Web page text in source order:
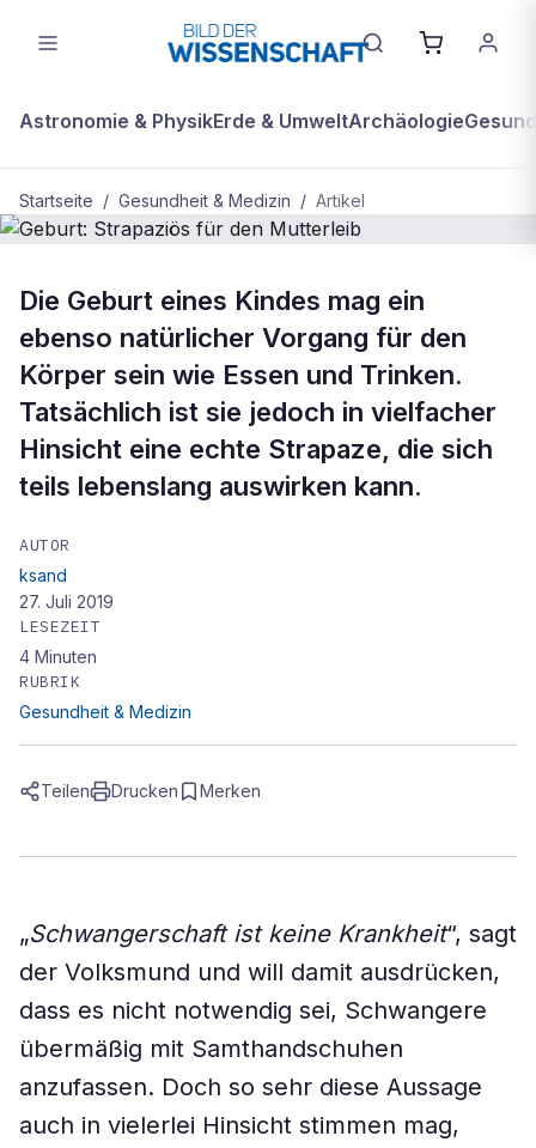
Astronomie & PhysikErde & UmweltArchäologie
Startseite / Gesundheit & Medizin / Artikel
Geburt: Strapaziös für den
Mutterleib
Die Geburt eines Kindes mag ein
ebenso natürlicher Vorgang für den
Körper sein wie Essen und Trinken.
Tatsächlich ist sie jedoch in vielfacher
Hinsicht eine echte Strapaze, die sich
teils lebenslang auswirken kann.
AUTOR
ksand
27. Juli 2019
LESEZEIT
4 Minuten
RUBRIK
Gesundheit & Medizin
Teilen Drucken Merken
„Schwangerschaft ist keine Krankheit“, sagt
der Volksmund und will damit ausdrücken,
dass es nicht notwendig sei, Schwangere
übermäßig mit Samthandschuhen
anzufassen. Doch so sehr diese Aussage
auch in vielerlei Hinsicht stimmen mag,